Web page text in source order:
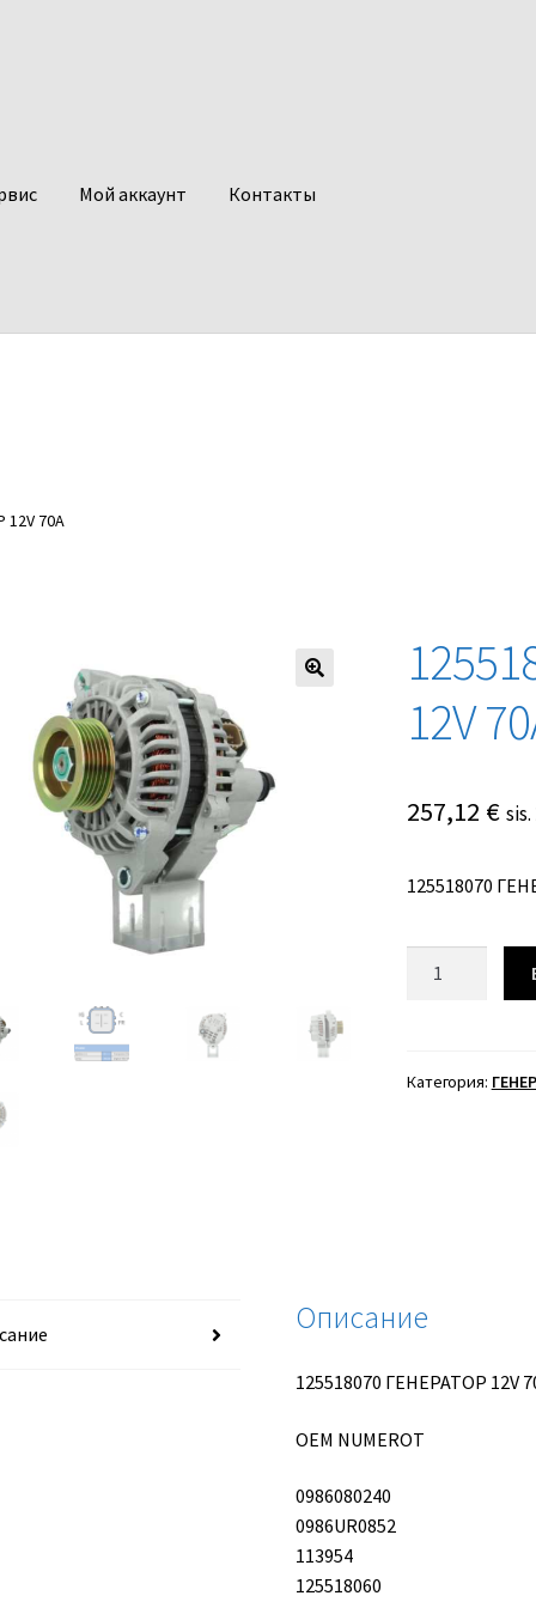
Мой аккаунт Контакты
12V 70A
12V
257,12 €
125518070
12V
Категория:
Описание
125518070 ГЕНЕРАТОР 12V
OEM NUMEROT
0986080240
0986UR0852
113954
125518060